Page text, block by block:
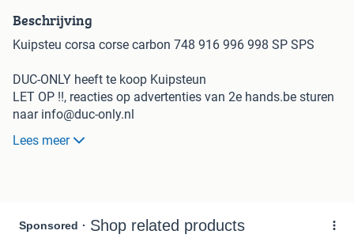
Beschrijving
Kuipsteu corsa corse carbon 748 916 996 998 SP SPS
DUC-ONLY heeft te koop Kuipsteun
LET OP !!, reacties op advertenties van 2e hands.be sturen
naar info@duc-only.nl
Via de berichtenbox van 2e hands werkt niet
Niet bekend of het links of rechts is, de koper zal het weten.
Lees meer